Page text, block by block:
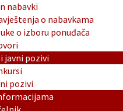
nabavki
o nabavkama
o izboru ponuđača
javni pozivi
pozivi